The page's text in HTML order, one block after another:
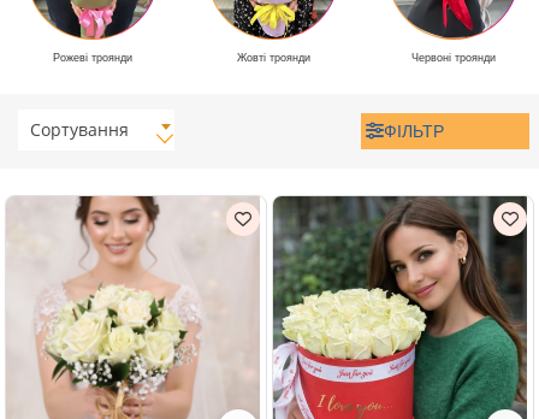
Рожеві троянди Жовті троянди Червоні троянди
Сортування ФІЛЬТР